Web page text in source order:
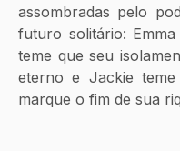
assombradas pelo
futuro solitário:
teme que seu
eterno e Jackie
marque o fim de sua